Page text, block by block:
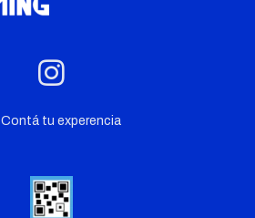
Contá tu experencia